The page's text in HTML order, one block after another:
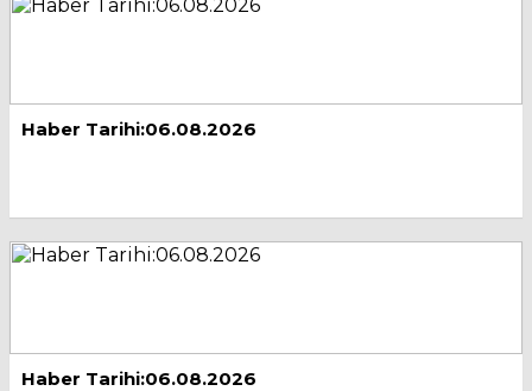
Haber Tarihi:06.08.2026
Haber Tarihi:06.08.2026